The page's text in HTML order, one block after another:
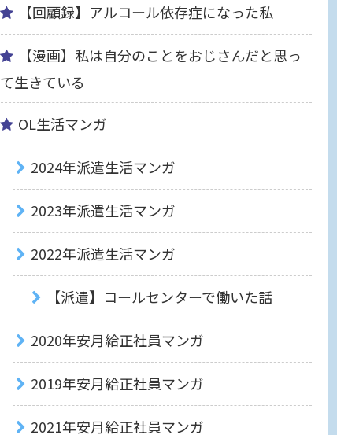
【回顧録】アルコール依存症になった私
【漫画】私は自分のことをおじさんだと思っ
て生きている
OL生活マンガ
2024年派遣生活マンガ
2023年派遣生活マンガ
2022年派遣生活マンガ
【派遣】コールセンターで働いた話
2020年安月給正社員マンガ
2019年安月給正社員マンガ
2021年安月給正社員マンガ